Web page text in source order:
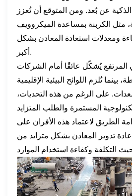
عن بُعد. ومن المتوقع أن تُعزز
مثل الكربنة بمساعدة الميكروويف
ومعدلات استعادة المعادن بشكل
أكبر.
المرتفع يُشكّل عائقًا أمام الشركات
بينما تُلزم اللوائح البيئية الإقليمية
على الرغم من هذه التحديات،
المستمرة والطلب المتزايد
الطريق لاعتماد هذه الأفران على
تدوير المعادن بشكل متزايد من